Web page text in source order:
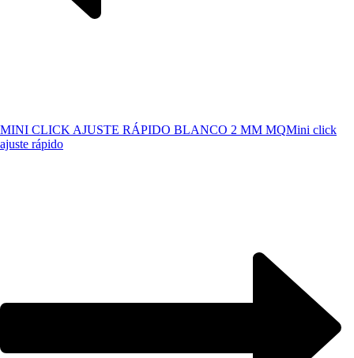
MINI CLICK AJUSTE RÁPIDO BLANCO 2 MM MQMini click
ajuste rápido